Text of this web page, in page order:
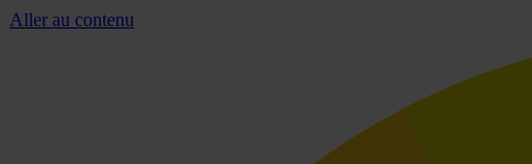
Aller au contenu